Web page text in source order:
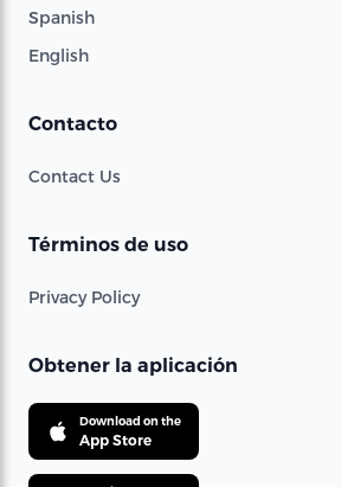
Spanish
English
Contacto
Contact Us
Términos de uso
Privacy Policy
Obtener la aplicación
Download on the
App Store